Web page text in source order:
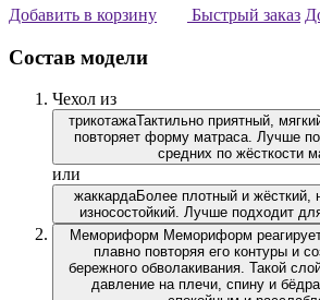
Добавить в корзину Быстрый заказ
Состав модели
Чехол из
трикотажаТактильно приятный,
повторяет форму матраса. Лучше
средних по жёсткости
или
жаккардаБолее плотный и жёсткий,
износостойкий. Лучше подходит
Мемориформ Мемориформ
плавно повторяя его контуры и
бережного обволакивания. Такой
давление на плечи, спину и